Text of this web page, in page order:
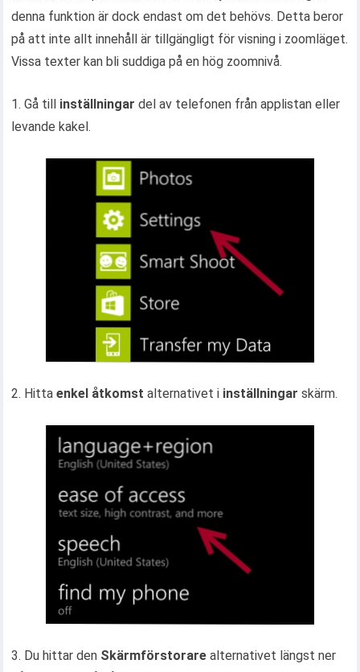
denna funktion är dock endast om det behövs. Detta beror
på att inte allt innehåll är tillgängligt för visning i zoomläget.
Vissa texter kan bli suddiga på en hög zoomnivå.
1. Gå till inställningar del av telefonen från applistan eller
levande kakel.
2. Hittaenkel åtkomst alternativet i inställningar skärm.
3. Du hittar den Skärmförstorare alternativet längst ner